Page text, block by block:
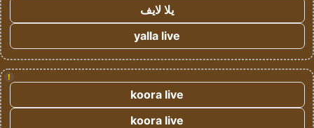
يلا لايف
yalla live
!
koora live
koora live